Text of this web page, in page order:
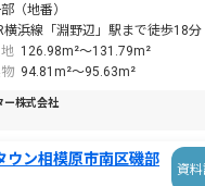
（地番）
横浜線「淵野辺」駅まで徒歩18分
126.98m²～131.79m²
94.81m²～95.63m²
ー株式会社
ウン相模原市南区磯部
資料